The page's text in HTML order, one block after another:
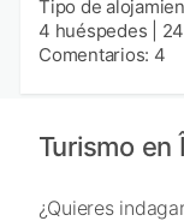
Tipo de
4 huéspedes
Comentarios: 4
Turismo en
¿Quieres